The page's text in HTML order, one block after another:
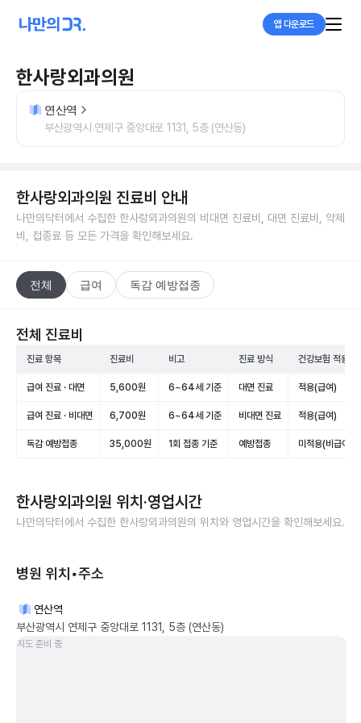
앱 다운로드
한사랑외과의원
연산역
부산광역시 연제구 중앙대로 1131, 5층 (연산동)
한사랑외과의원 진료비 안내
나만의닥터에서 수집한 한사랑외과의원의 비대면 진료비, 대면 진료비, 약제
비, 접종료 등 모든 가격을 확인해보세요.
전체 급여 독감 예방접종
전체 진료비
진료 항목 진료비 비고 진료 방식 건강보험 적용
급여 진료 · 대면 5,600원 6~64세 기준 대면 진료 적용(급여)
급여 진료 · 비대면 6,700원 6~64세 기준 비대면 진료 적용(급여)
독감 예방접종 35,000원 1회 접종 기준 예방접종 미적용(비급여)
한사랑외과의원 위치·영업시간
나만의닥터에서 수집한 한사랑외과의원의 위치와 영업시간을 확인해보세요.
병원 위치•주소
연산역
부산광역시 연제구 중앙대로 1131, 5층 (연산동)
지도 준비 중